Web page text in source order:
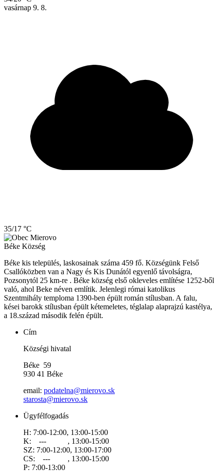
vasárnap 9. 8.
35/17 °C
Béke Község
Béke kis település, laskosainak száma 459 fő. Községünk Felső
Csallóközben van a Nagy és Kis Dunától egyenlő távolságra,
Pozsonytól 25 km-re . Béke község első okleveles említése 1252-ből
való, ahol Beke néven említik. Jelenlegi római katolikus
Szentmihály temploma 1390-ben épült román stílusban. A falu,
kései barokk stílusban épült kétemeletes, téglalap alaprajzú kastélya,
a 18.század második felén épült.
Cím
Községi hivatal
Béke 59
930 41 Béke
email: podatelna@mierovo.sk
starosta@mierovo.sk
Ügyfélfogadás
H: 7:00-12:00, 13:00-15:00
K: --- , 13:00-15:00
SZ: 7:00-12:00, 13:00-17:00
CS: --- , 13:00-15:00
P: 7:00-13:00